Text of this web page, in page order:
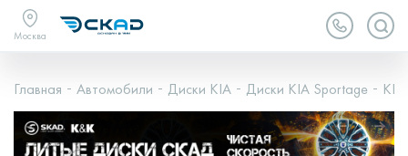
Москва
Главная Автомобили Диски KIA Диски KIA Sportage